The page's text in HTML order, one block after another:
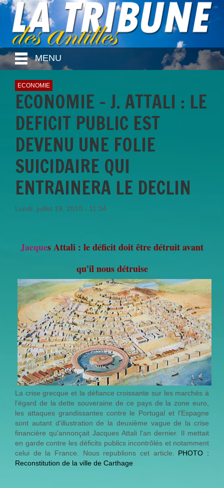
MENU
ECONOMIE
ECONOMIE - J. ATTALI : LE
DEFICIT PUBLIC EST
DEVENU UNE FOLIE
SUICIDAIRE QUI
ENTRAINERA LE DECLIN
Lundi, juillet 19, 2010 - 11:34
Jacques Attali : le déficit doit être détruit avant
qu'il nous détruise
La crise grecque et la défiance croissante sur les marchés à
l'égard de la dette souveraine de ce pays de la zone euro,
les attaques grandissantes contre le Portugal et l'Espagne
sont autant d'illustration de la deuxième vague de la crise
financière qu'annonçait Jacques Attali l'an dernier. Il mettait
en garde contre les déficits publics incontrôlés et notamment
celui de la France. Nous republions cet article. PHOTO :
Reconstitution de la ville de Carthage